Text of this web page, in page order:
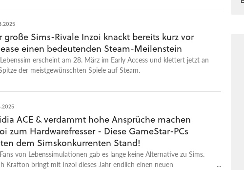
große Sims-Rivale Inzoi knackt bereits kurz vor
einen bedeutenden Steam-Meilenstein
erscheint am 28. März im Early Access und klettert jetzt an
der meistgewünschten Spiele auf Steam.
ACE & verdammt hohe Ansprüche machen
zum Hardwarefresser - Diese GameStar-PCs
dem Simskonkurrenten Stand!
von Lebenssimulationen gab es lange keine Alternative zu Sims.
Krafton bringt mit Inzoi dieses Jahr endlich einen neuen